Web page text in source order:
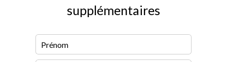
supplémentaires